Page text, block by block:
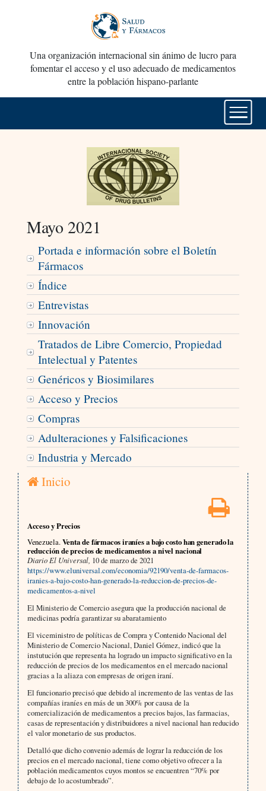
Una organización internacional sin ánimo de lucro para
fomentar el acceso y el uso adecuado de medicamentos
entre la población hispano-parlante
Mayo 2021
Portada e información sobre el Boletín
Fármacos
Índice
Entrevistas
Innovación
Tratados de Libre Comercio, Propiedad
Intelectual y Patentes
Genéricos y Biosimilares
Acceso y Precios
Compras
Adulteraciones y Falsificaciones
Industria y Mercado
Inicio
Acceso y Precios
Venezuela.Venta de fármacos iraníes a bajo costo han generado la
reducción de precios de medicamentos a nivel nacional
Diario El Universal, 10 de marzo de 2021
https://www.eluniversal.com/economia/92190/venta-de-farmacos-
iranies-a-bajo-costo-han-generado-la-reduccion-de-precios-de-
medicamentos-a-nivel
El Ministerio de Comercio asegura que la producción nacional de
medicinas podría garantizar su abaratamiento
El viceministro de políticas de Compra y Contenido Nacional del
Ministerio de Comercio Nacional, Daniel Gómez, indicó que la
instutución que representa ha logrado un impacto significativo en la
reducción de precios de los medicamentos en el mercado nacional
gracias a la aliaza con empresas de origen iraní.
El funcionario precisó que debido al incremento de las ventas de las
compañías iraníes en más de un 300% por causa de la
comercialización de medicamentos a precios bajos, las farmacias,
casas de representación y distribuidores a nivel nacional han reducido
el valor monetario de sus productos.
Detalló que dicho convenio además de lograr la reducción de los
precios en el mercado nacional, tiene como objetivo ofrecer a la
población medicamentos cuyos montos se encuentren “70% por
debajo de lo acostumbrado”.